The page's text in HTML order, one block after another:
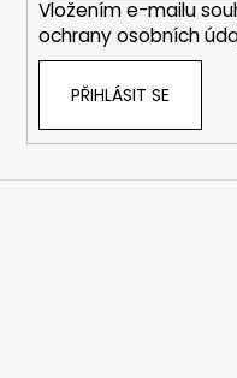
Vložením e-mailu
ochrany osobních
PŘIHLÁSIT SE